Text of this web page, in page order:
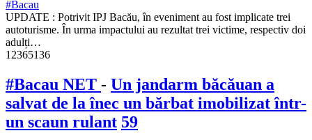
#Bacau
UPDATE : Potrivit IPJ Bacău, în eveniment au fost implicate trei
autoturisme. În urma impactului au rezultat trei victime, respectiv doi
adulți…
12365136
#Bacau NET - Un jandarm băcăuan a
salvat de la înec un bărbat imobilizat într-
un scaun rulant 59